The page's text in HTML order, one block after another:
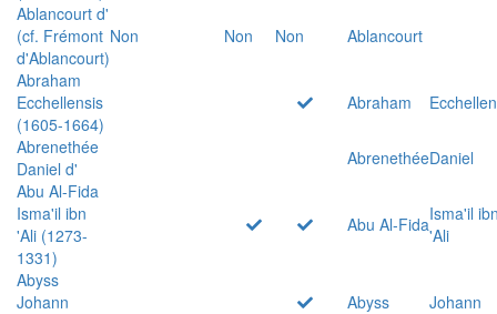
Ablancourt d'
(cf. Frémont
d'Ablancourt)
Non Non Non
Ablancourt
Abraham
Ecchellensis
(1605-1664)
Abraham
Abrenethée
Daniel d'
AbrenethéeDaniel
Abu Al-Fida
Isma'il ibn
'Ali (1273-
1331)
Abu Al-FidaIsma'il
'Ali
Abyss
Johann
Abyss
Johann